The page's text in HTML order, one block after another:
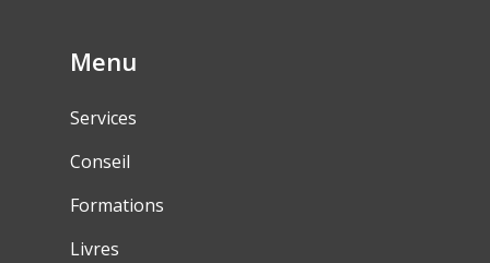
Menu
Services
Conseil
Formations
Livres